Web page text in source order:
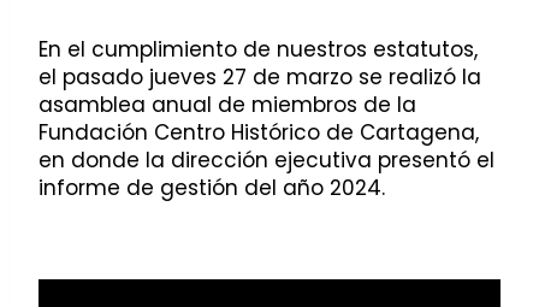
En el cumplimiento de nuestros estatutos,
el pasado jueves 27 de marzo se realizó la
asamblea anual de miembros de la
Fundación Centro Histórico de Cartagena,
en donde la dirección ejecutiva presentó el
informe de gestión del año 2024.